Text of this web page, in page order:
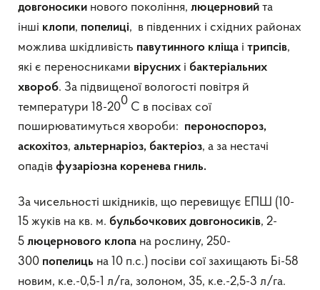
довгоносики нового покоління, люцерновий та
інші клопи, попелиці, в південних і східних районах
можлива шкідливість павутинного кліща і трипсів,
які є переносниками вірусних і бактеріальних
хвороб. За підвищеної вологості повітря й
температури 18-200 С в посівах сої
поширюватимуться хвороби: пероноспороз,
аскохітоз, альтернаріоз, бактеріоз, а за нестачі
опадів фузаріозна коренева гниль.
За чисельності шкідників, що перевищує ЕПШ (10-
15 жуків на кв. м. бульбочкових довгоносиків, 2-
5 люцернового клопа на рослину, 250-
300 попелиць на 10 п.с.) посіви сої захищають Бі-58
новим, к.е.-0,5-1 л/га, золоном, 35, к.е.-2,5-3 л/га.